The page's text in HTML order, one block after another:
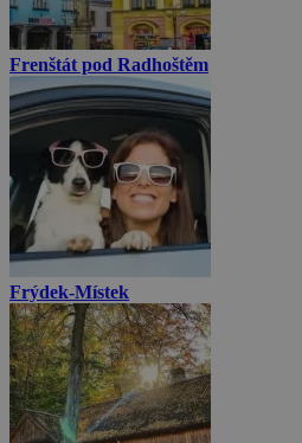
Frenštát pod Radhoštěm
Frýdek-Místek